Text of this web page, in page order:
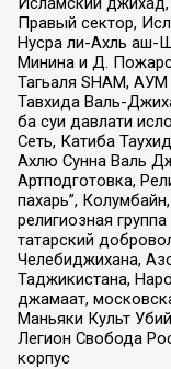
Правый сектор,
Нусра ли-Ахль аш-
Минина и Д.
Тагьаля SHAM,
Тавхида Валь-
ба суи давлати
Сеть, Катиба
Ахлю Сунна Валь
Артподготовка,
пахарь”,
религиозная
татарский
Челебиджихана,
Таджикистана,
джамаат,
Маньяки Культ
Легион Свобода
корпус